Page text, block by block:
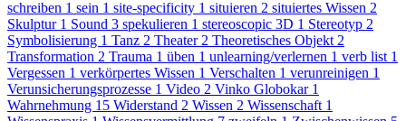
schreiben 1 sein 1 site-specificity 1 situieren 2 situiertes Wissen 2
Skulptur 1 Sound 3 spekulieren 1 stereoscopic 3D 1 Stereotyp 2
Symbolisierung 1 Tanz 2 Theater 2 Theoretisches Objekt 2
Transformation 2 Trauma 1 üben 1 unlearning/verlernen 1 verb list 1
Vergessen 1 verkörpertes Wissen 1 Verschalten 1 verunreinigen 1
Verunsicherungsprozesse 1 Video 2 Vinko Globokar 1
Wahrnehmung 15 Widerstand 2 Wissen 2 Wissenschaft 1